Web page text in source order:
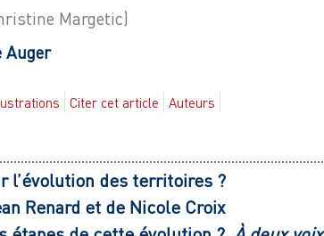
Margetic)
Auger
Citer cet article Auteurs
l’évolution des territoires ?
Renard et de Nicole Croix